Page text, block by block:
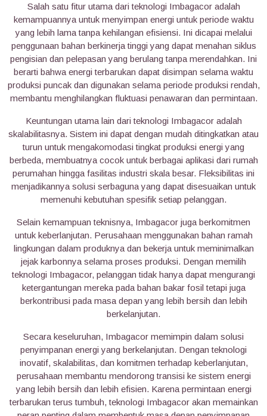
Salah satu fitur utama dari teknologi Imbagacor adalah
kemampuannya untuk menyimpan energi untuk periode waktu
yang lebih lama tanpa kehilangan efisiensi. Ini dicapai melalui
penggunaan bahan berkinerja tinggi yang dapat menahan siklus
pengisian dan pelepasan yang berulang tanpa merendahkan. Ini
berarti bahwa energi terbarukan dapat disimpan selama waktu
produksi puncak dan digunakan selama periode produksi rendah,
membantu menghilangkan fluktuasi penawaran dan permintaan.
Keuntungan utama lain dari teknologi Imbagacor adalah
skalabilitasnya. Sistem ini dapat dengan mudah ditingkatkan atau
turun untuk mengakomodasi tingkat produksi energi yang
berbeda, membuatnya cocok untuk berbagai aplikasi dari rumah
perumahan hingga fasilitas industri skala besar. Fleksibilitas ini
menjadikannya solusi serbaguna yang dapat disesuaikan untuk
memenuhi kebutuhan spesifik setiap pelanggan.
Selain kemampuan teknisnya, Imbagacor juga berkomitmen
untuk keberlanjutan. Perusahaan menggunakan bahan ramah
lingkungan dalam produknya dan bekerja untuk meminimalkan
jejak karbonnya selama proses produksi. Dengan memilih
teknologi Imbagacor, pelanggan tidak hanya dapat mengurangi
ketergantungan mereka pada bahan bakar fosil tetapi juga
berkontribusi pada masa depan yang lebih bersih dan lebih
berkelanjutan.
Secara keseluruhan, Imbagacor memimpin dalam solusi
penyimpanan energi yang berkelanjutan. Dengan teknologi
inovatif, skalabilitas, dan komitmen terhadap keberlanjutan,
perusahaan membantu mendorong transisi ke sistem energi
yang lebih bersih dan lebih efisien. Karena permintaan energi
terbarukan terus tumbuh, teknologi Imbagacor akan memainkan